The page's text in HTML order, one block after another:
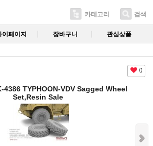
카테고리 검색
이페이지 장바구니 관심상품
0
4386 TYPHOON-VDV Sagged Wheel
Set,Resin Sale